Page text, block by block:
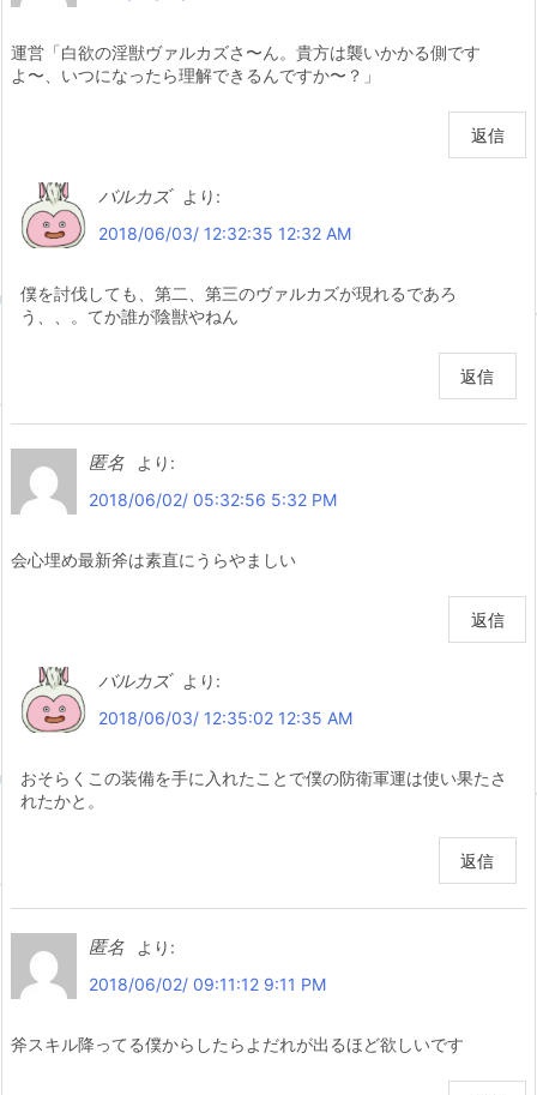
運営「白欲の淫獣ヴァルカズさ〜ん。貴方は襲いかかる側です
よ〜、いつになったら理解できるんですか〜？」
返信
バルカズ
より:
2018/06/03/ 12:32:35 12:32 AM
僕を討伐しても、第二、第三のヴァルカズが現れるであろ
う、、。てか誰が陰獣やねん
返信
匿名
より:
2018/06/02/ 05:32:56 5:32 PM
会心埋め最新斧は素直にうらやましい
返信
バルカズ
より:
2018/06/03/ 12:35:02 12:35 AM
おそらくこの装備を手に入れたことで僕の防衛軍運は使い果たさ
れたかと。
返信
匿名
より:
2018/06/02/ 09:11:12 9:11 PM
斧スキル降ってる僕からしたらよだれが出るほど欲しいです